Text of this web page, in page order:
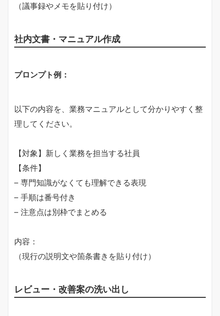
（議事録やメモを貼り付け）
社内文書・マニュアル作成
​プロンプト例：​
以下の内容を、業務マニュアルとして分かりやすく整
理してください。
【対象】新しく業務を担当する社員
【条件】
– 専門知識がなくても理解できる表現
– 手順は番号付き
– 注意点は別枠でまとめる
内容：
（現行の説明文や箇条書きを貼り付け）
レビュー・改善案の洗い出し